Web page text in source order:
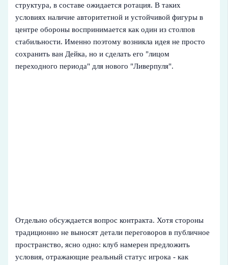
структура, в составе ожидается ротация. В таких
условиях наличие авторитетной и устойчивой фигуры в
центре обороны воспринимается как один из столпов
стабильности. Именно поэтому возникла идея не просто
сохранить ван Дейка, но и сделать его "лицом
переходного периода" для нового "Ливерпуля".
Отдельно обсуждается вопрос контракта. Хотя стороны
традиционно не выносят детали переговоров в публичное
пространство, ясно одно: клуб намерен предложить
условия, отражающие реальный статус игрока - как